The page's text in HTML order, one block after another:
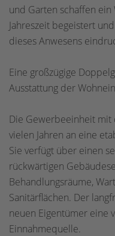
und Garten schaffen
Jahreszeit begeistert
dieses Anwesens
Eine großzügige
Ausstattung der
Die Gewerbeeinheit mit
vielen Jahren an eine
Sie verfügt über einen
rückwärtigen
Behandlungsräume,
Sanitärflächen. Der
neuen Eigentümer eine
Einnahmequelle.